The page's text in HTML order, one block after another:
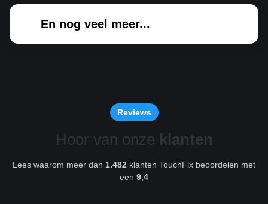
En nog veel meer...
Reviews
Hoor van onze klanten
Lees waarom meer dan 1.482 klanten TouchFix beoordelen met
een 9,4